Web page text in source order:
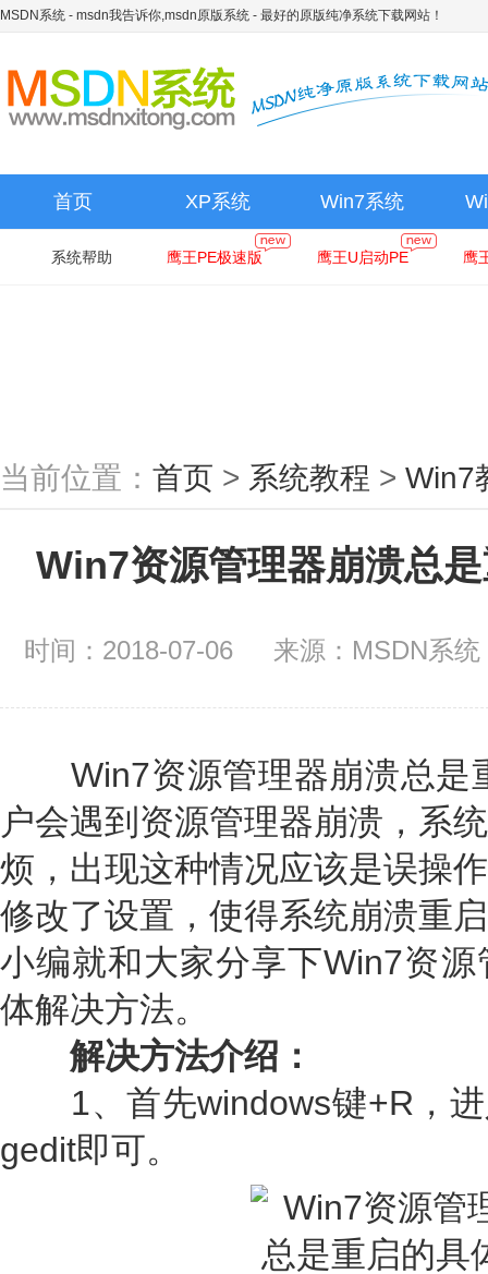
MSDN系统 - msdn我告诉你,msdn原版系统 - 最好的原版纯净系统下载网站！
首页 XP系统 Win7系统
系统帮助 鹰王PE极速版 鹰王U启动PE 鹰
当前位置： 首页 > 系统教程 > Win7
Win7资源管理器崩溃总
时间：2018-07-06 来源：MSDN系
Win7资源管理器崩溃总是
户会遇到资源管理器崩溃，系
烦，出现这种情况应该是误操
修改了设置，使得系统崩溃重
小编就和大家分享下Win7资
体解决方法。
解决方法介绍：
1、首先windows键+R，进
gedit即可。